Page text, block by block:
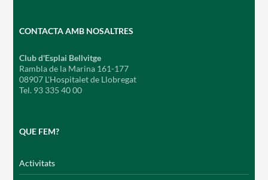
CONTACTA AMB NOSALTRES
Club d'Esplai Bellvitge
Rambla de la Marina 161-177
08907 L'Hospitalet de Llobregat
Tel. 93 335 40 00
QUE FEM?
Activitats